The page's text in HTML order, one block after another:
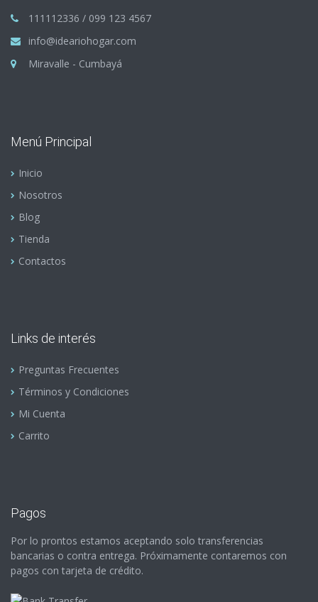
111112336 / 099 123 4567
info@ideariohogar.com
Miravalle - Cumbayá
Menú Principal
Inicio
Nosotros
Blog
Tienda
Contactos
Links de interés
Preguntas Frecuentes
Términos y Condiciones
Mi Cuenta
Carrito
Pagos
Por lo prontos estamos aceptando solo transferencias
bancarias o contra entrega. Próximamente contaremos con
pagos con tarjeta de crédito.